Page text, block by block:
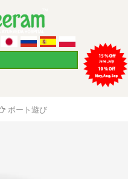
ボート遊び